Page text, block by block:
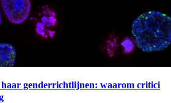
haar genderrichtlijnen: waarom critici